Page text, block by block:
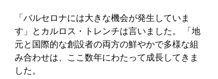
「バルセロナには大きな機会が発生していま
す」とカルロス・トレンチは言いました。 「地
元と国際的な創設者の両方の鮮やかで多様な組
み合わせは、ここ数年にわたって成長してきま
した。